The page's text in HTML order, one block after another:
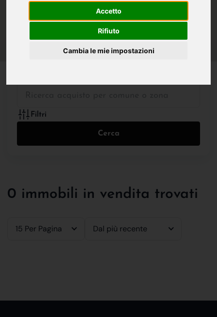
Accetto
Rifiuto
Cambia le mie impostazioni
Filtri
Cerca
0 immobili in vendita trovati
15 Per Pagina Dal più recente